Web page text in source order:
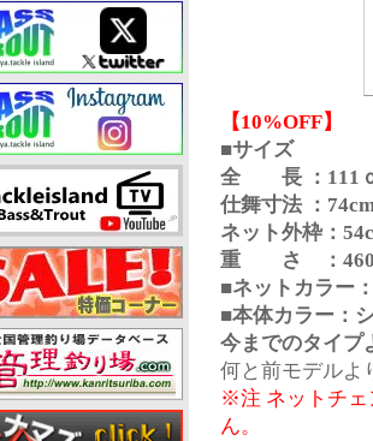
【10%OFF】
■サイズ
全 長 ：111
仕舞寸法 ：
ネット外枠：
重 さ ：
■ネットカラー
■本体カラー：
今までのタイプ
何と前モデルよ
※注 ネットチェ
ん。